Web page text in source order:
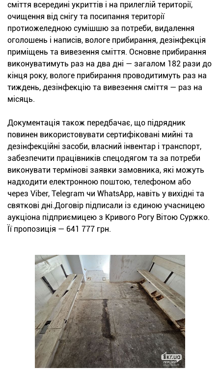
сміття всередині укриттів і на прилеглій території,
очищення від снігу та посипання території
протиожеледною сумішшю за потреби, видалення
оголошень і написів, вологе прибирання, дезінфекція
приміщень та вивезення сміття. Основне прибирання
виконуватимуть раз на два дні — загалом 182 рази до
кінця року, вологе прибирання проводитимуть раз на
тиждень, дезінфекцію та вивезення сміття — раз на
місяць.
Документація також передбачає, що підрядник
повинен використовувати сертифіковані мийні та
дезінфекційні засоби, власний інвентар і транспорт,
забезпечити працівників спецодягом та за потреби
виконувати термінові заявки замовника, які можуть
надходити електронною поштою, телефоном або
через Viber, Telegram чи WhatsApp, навіть у вихідні та
святкові дні.Договір підписали із єдиною учасницею
аукціона підприємицею з Кривого Рогу Вітою Суржко.
Її пропозиція — 641 777 грн.